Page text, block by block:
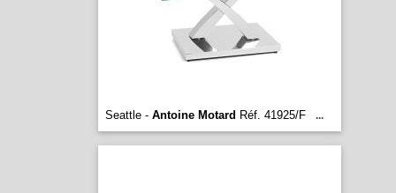
Seattle - Antoine Motard Réf. 41925/F ...